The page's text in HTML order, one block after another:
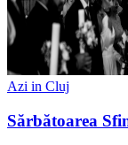
Azi in Cluj
Sărbătoarea